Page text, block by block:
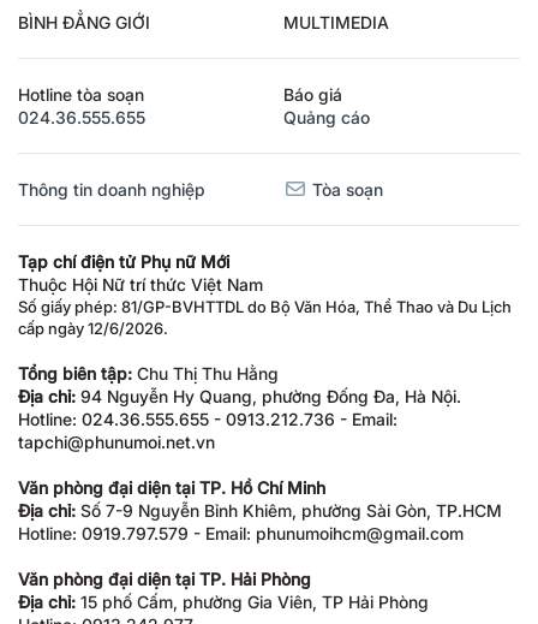
BÌNH ĐẲNG GIỚI MULTIMEDIA
Hotline tòa soạn
024.36.555.655
Báo giá
Quảng cáo
Thông tin doanh nghiệp Tòa soạn
Tạp chí điện tử Phụ nữ Mới
Thuộc Hội Nữ trí thức Việt Nam
Số giấy phép: 81/GP-BVHTTDL do Bộ Văn Hóa, Thể Thao và Du Lịch
cấp ngày 12/6/2026.
Tổng biên tập: Chu Thị Thu Hằng
Địa chỉ: 94 Nguyễn Hy Quang, phường Đống Đa, Hà Nội.
Hotline: 024.36.555.655 - 0913.212.736 - Email:
tapchi@phunumoi.net.vn
Văn phòng đại diện tại TP. Hồ Chí Minh
Địa chỉ: Số 7-9 Nguyễn Bỉnh Khiêm, phường Sài Gòn, TP.HCM
Hotline: 0919.797.579 - Email: phunumoihcm@gmail.com
Văn phòng đại diện tại TP. Hải Phòng
Địa chỉ: 15 phố Cấm, phường Gia Viên, TP Hải Phòng